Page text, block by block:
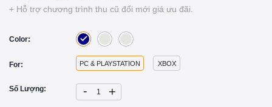
+ Hỗ trợ chương trình thu cũ đổi mới giá ưu đãi.
Color:
For: PC & PLAYSTATION XBOX
Số Lượng: - +